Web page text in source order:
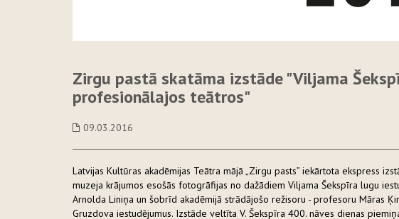
Zirgu pastā skatāma izstāde "Viljama
profesionālajos teātros"
09.03.2016
Latvijas Kultūras akadēmijas Teātra mājā „Zirgu pasts” iekārtota ekspress
muzeja krājumos esošās fotogrāfijas no dažādiem Viljama Šekspīra lugu
Arnolda Liniņa un šobrīd akadēmijā strādājošo režisoru - profesoru Māras
Gruzdova iestudējumus. Izstāde veltīta V. Šekspīra 400. nāves dienas